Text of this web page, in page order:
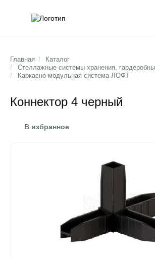
Главная /
Каталог
/
Стеллажные системы хранения,
/
Каркасно-модульная система ЛОФТ
Коннектор 4 черный
В избранное